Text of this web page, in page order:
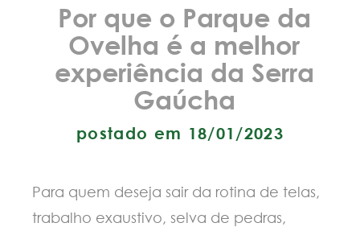
Por que o Parque da
Ovelha é a melhor
experiência da Serra
Gaúcha
postado em 18/01/2023
Para quem deseja sair da rotina de telas,
trabalho exaustivo, selva de pedras,